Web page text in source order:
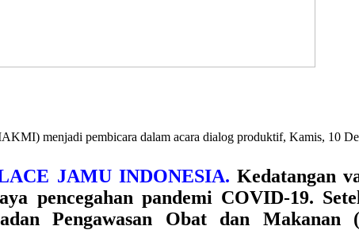
menjadi pembicara dalam acara dialog produktif, Kamis, 10
JAMU INDONESIA. Kedatangan
pencegahan pandemi COVID-19.
Pengawasan Obat dan